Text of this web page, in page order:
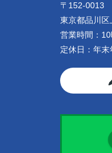
〒152-0013
東京都品川
営業時間：
定休日： 年末